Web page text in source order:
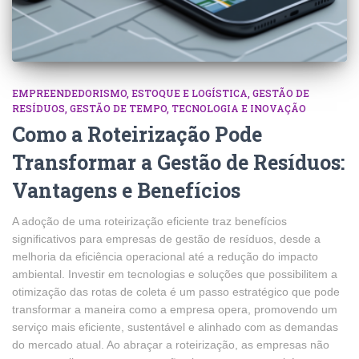
EMPREENDEDORISMO ESTOQUE E LOGÍSTICA GESTÃO DE
RESÍDUOS GESTÃO DE TEMPO TECNOLOGIA E INOVAÇÃO
Como a Roteirização Pode
Transformar a Gestão de Resíduos:
Vantagens e Benefícios
A adoção de uma roteirização eficiente traz benefícios
significativos para empresas de gestão de resíduos, desde a
melhoria da eficiência operacional até a redução do impacto
ambiental. Investir em tecnologias e soluções que possibilitem a
otimização das rotas de coleta é um passo estratégico que pode
transformar a maneira como a empresa opera, promovendo um
serviço mais eficiente, sustentável e alinhado com as demandas
do mercado atual. Ao abraçar a roteirização, as empresas não